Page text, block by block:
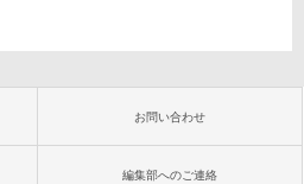
お問い合わせ
編集部へのご連絡